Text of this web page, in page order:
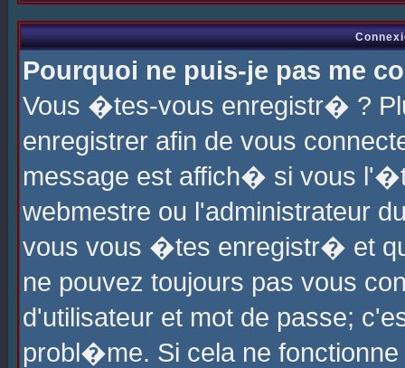
Pourquoi ne puis-je pas me
Vous �tes-vous enregistr� ?
enregistrer afin de vous
message est affich� si vous
webmestre ou l'administrateur
vous vous �tes enregistr� et
ne pouvez toujours pas vous
d'utilisateur et mot de passe;
probl�me. Si cela ne